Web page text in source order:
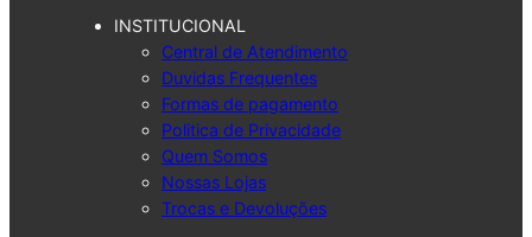
INSTITUCIONAL
Central de Atendimento
Duvidas Frequentes
Formas de pagamento
Politica de Privacidade
Quem Somos
Nossas Lojas
Trocas e Devoluções